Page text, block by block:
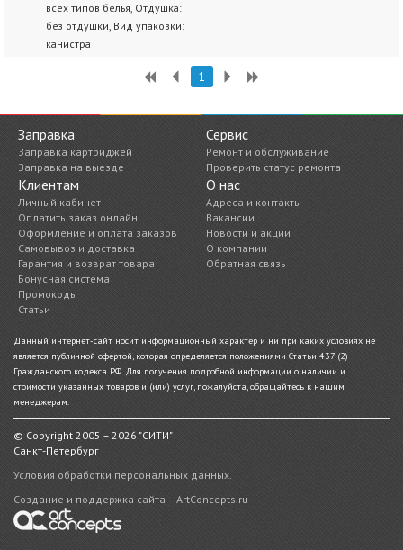
всех типов белья, Отдушка:
без отдушки, Вид упаковки:
канистра
1
Заправка
Заправка картриджей
Заправка на выезде
Сервис
Ремонт и обслуживание
Проверить статус ремонта
Клиентам
Личный кабинет
Оплатить заказ онлайн
Оформление и оплата заказов
Самовывоз и доставка
Гарантия и возврат товара
Бонусная система
Промокоды
Статьи
О нас
Адреса и контакты
Вакансии
Новости и акции
О компании
Обратная связь
Данный интернет-сайт носит информационный характер и ни при каких условиях не
является публичной офертой, которая определяется положениями Статьи 437 (2)
Гражданского кодекса РФ. Для получения подробной информации о наличии и
стоимости указанных товаров и (или) услуг, пожалуйста, обращайтесь к нашим
менеджерам.
© Copyright 2005 – 2026 "СИТИ"
Санкт-Петербург
Условия обработки персональных данных.
Создание и поддержка сайта – ArtConcepts.ru